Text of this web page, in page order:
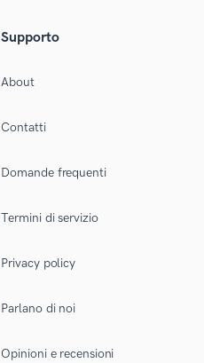
Supporto
About
Contatti
Domande frequenti
Termini di servizio
Privacy policy
Parlano di noi
Opinioni e recensioni